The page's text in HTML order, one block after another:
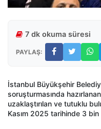
7 dk okuma süresi
PAYLAŞ:
İstanbul Büyükşehir
soruşturmasında
uzaklaştırılan ve tutuklu
Kasım 2025 tarihinde 3